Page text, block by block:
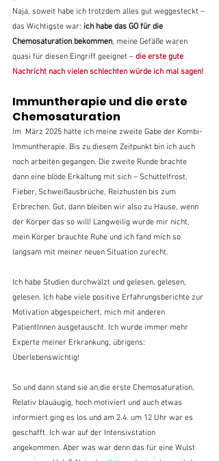
Naja, soweit habe ich trotzdem alles gut weggesteckt –
das Wichtigste war: ich habe das GO für die
Chemosaturation bekommen, meine Gefäße waren
quasi für diesen Eingriff geeignet – die erste gute
Nachricht nach vielen schlechten würde ich mal sagen!
Immuntherapie und die erste
Chemosaturation
Im  März 2025 hatte ich meine zweite Gabe der Kombi-
Immuntherapie. Bis zu diesem Zeitpunkt bin ich auch
noch arbeiten gegangen. Die zweite Runde brachte
dann eine blöde Erkältung mit sich – Schüttelfrost,
Fieber, Schweißausbrüche, Reizhusten bis zum
Erbrechen. Gut, dann bleiben wir also zu Hause, wenn
der Körper das so will! Langweilig wurde mir nicht,
mein Körper brauchte Ruhe und ich fand mich so
langsam mit meiner neuen Situation zurecht.
Ich habe Studien durchwälzt und gelesen, gelesen,
gelesen. Ich habe viele positive Erfahrungsberichte zur
Motivation abgespeichert, mich mit anderen
PatientInnen ausgetauscht. Ich wurde immer mehr
Experte meiner Erkrankung, übrigens:
Überlebenswichtig!
So und dann stand sie an,die erste Chemosaturation.
Relativ blauäugig, hoch motiviert und auch etwas
informiert ging es los und am 2.4. um 12 Uhr war es
geschafft. Ich war auf der Intensivstation
angekommen. Aber was war denn das für eine Wulst